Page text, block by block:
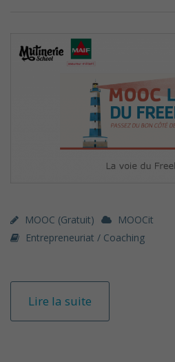
MOOC (gratuit)
MOOCit
Entrepreneuriat / Coaching
Lire la suite